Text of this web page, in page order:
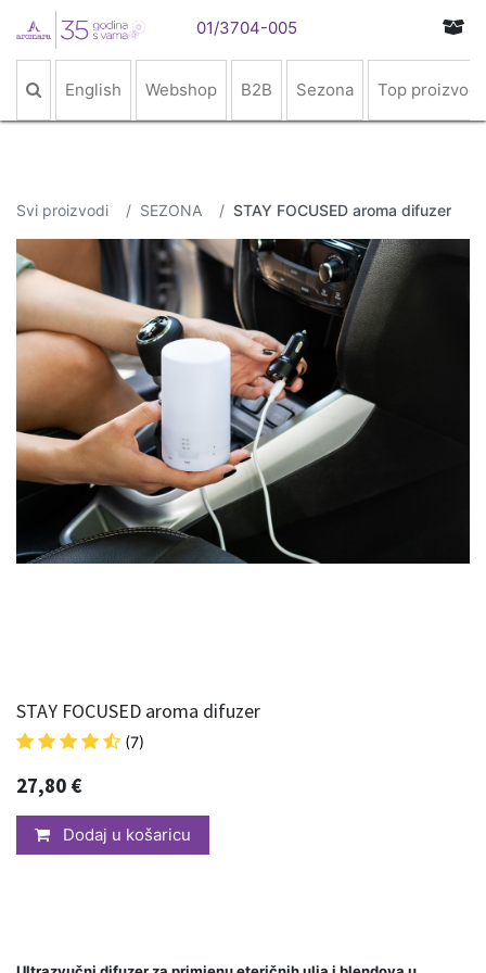
01/3704-005
English Webshop B2B Sezona Top proizvodi
Svi proizvodi SEZONA STAY FOCUSED aroma difuzer
STAY FOCUSED aroma difuzer
(7)
27,80 €
Dodaj u košaricu